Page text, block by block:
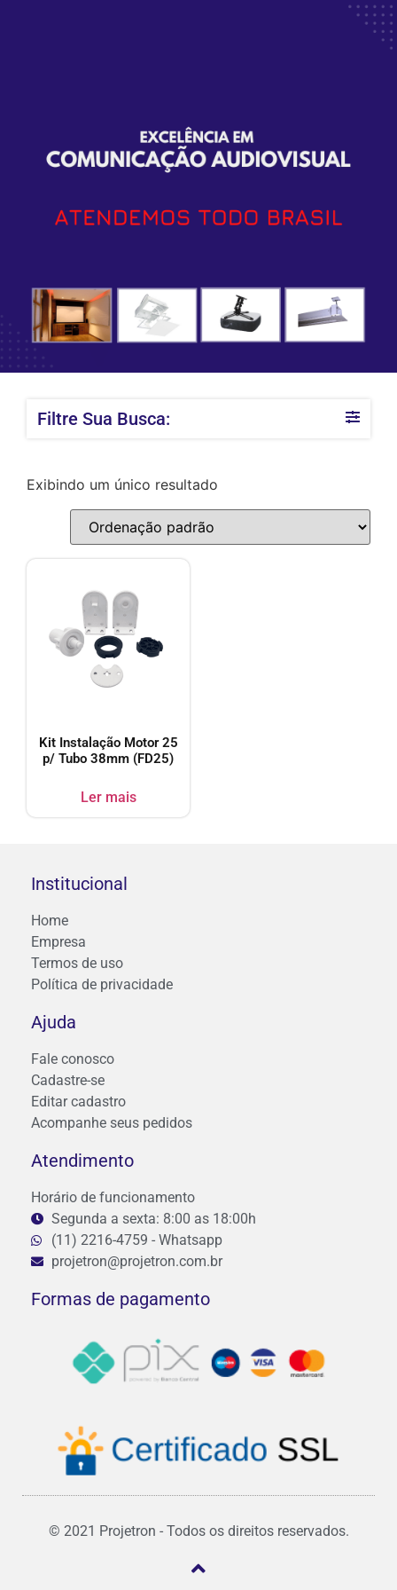
Filtre Sua Busca:
Exibindo um único resultado
Kit Instalação Motor 25
p/ Tubo 38mm (FD25)
Ler mais
Institucional
Home
Empresa
Termos de uso
Política de privacidade
Ajuda
Fale conosco
Cadastre-se
Editar cadastro
Acompanhe seus pedidos
Atendimento
Horário de funcionamento
Segunda a sexta: 8:00 as 18:00h
(11) 2216-4759 - Whatsapp
projetron@projetron.com.br
Formas de pagamento
© 2021 Projetron - Todos os direitos reservados.